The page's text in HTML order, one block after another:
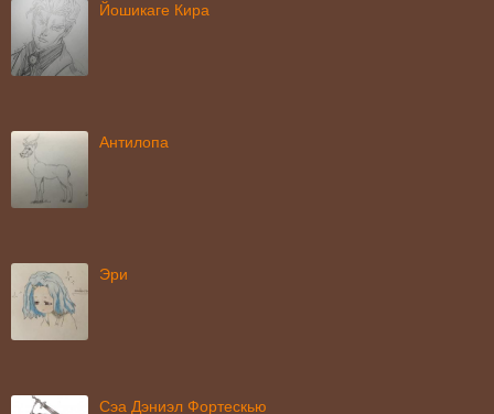
Йошикаге Кира
Антилопа
Эри
Сэа Дэниэл Фортескью